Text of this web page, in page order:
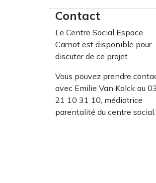
Contact
Le Centre Social Espace
Carnot est disponible pour
discuter de ce projet.
Vous pouvez prendre
avec Emilie Van Kalck au 03
21 10 31 10, médiatrice
parentalité du centre social.